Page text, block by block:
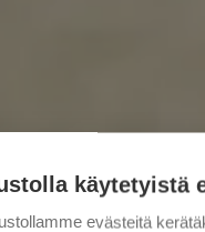
käytetyistä
evästeitä